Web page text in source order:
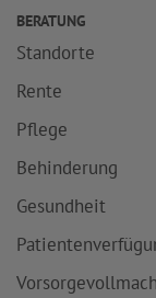
BERATUNG
Standorte
Rente
Pflege
Behinderung
Gesundheit